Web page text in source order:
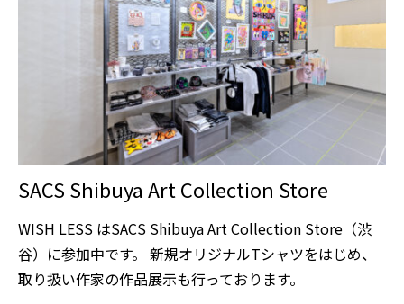
SACS Shibuya Art Collection Store
WISH LESS はSACS Shibuya Art Collection Store（渋
谷）に参加中です。 新規オリジナルTシャツをはじめ、
取り扱い作家の作品展示も行っております。